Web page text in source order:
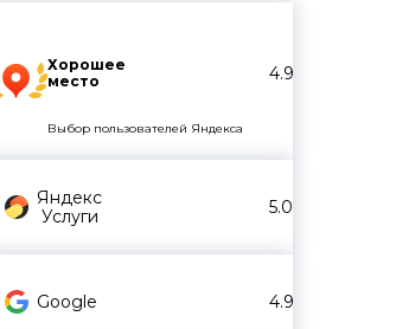
Хорошее
место
4.9
Выбор пользователей Яндекса
Яндекс
Услуги
5.0
Google 4.9